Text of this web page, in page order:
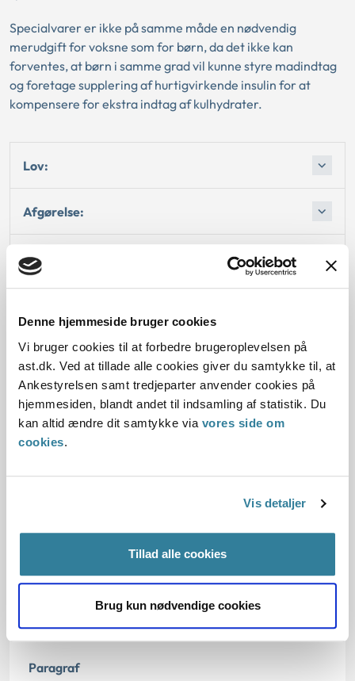
Denne hjemmeside bruger cookies
Vi bruger cookies til at forbedre brugeroplevelsen på
ast.dk. Ved at tillade alle cookies giver du samtykke til, at
Ankestyrelsen samt tredjeparter anvender cookies på
hjemmesiden, blandt andet til indsamling af statistik. Du
kan altid ændre dit samtykke via vores side om
cookies.
Vis detaljer
Tillad alle cookies
Brug kun nødvendige cookies
Specialvarer er ikke på samme måde en nødvendig
merudgift for voksne som for børn, da det ikke kan
forventes, at børn i samme grad vil kunne styre madindtag
og foretage supplering af hurtigvirkende insulin for at
kompensere for ekstra indtag af kulhydrater.
Lov:
Afgørelse:
1. Baggrund for at behandle sagen
4. Den konkrete afgørelse
Begrundelse for afgørelsen
Oplysninger i sagen
Offentliggørelsesdato
05.07.2014
Paragraf